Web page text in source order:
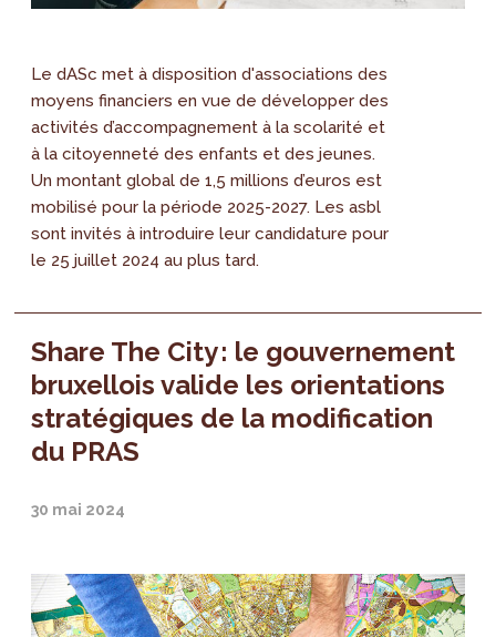
Le dASc met à disposition d'associations des
moyens financiers en vue de développer des
activités d’accompagnement à la scolarité et
à la citoyenneté des enfants et des jeunes.
Un montant global de 1,5 millions d’euros est
mobilisé pour la période 2025-2027. Les asbl
sont invités à introduire leur candidature pour
le 25 juillet 2024 au plus tard.
Share The City : le gouvernement
bruxellois valide les orientations
stratégiques de la modification
du PRAS
30 mai 2024